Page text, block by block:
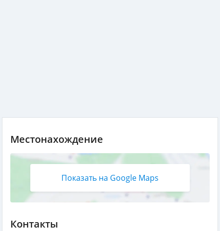
Местонахождение
Показать на Google Maps
Контакты